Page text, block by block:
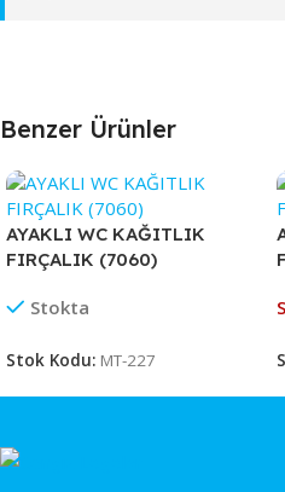
Benzer Ürünler
AYAKLI WC KAĞITLIK
FIRÇALIK (7060)
Stokta
Stok Kodu: MT-227